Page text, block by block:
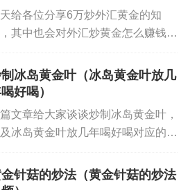
下是关于炒黄金的详细解释：
即投资黄金以获取收益的行
金属，其价值相对稳定，且受
资方式。
给各位分享6万炒外汇黄金的知
其中也会对外汇炒黄金怎么赚钱进
，别忘了关注本站，现在开始吧！
目录一览： 1、炒黄金外汇哪个平
冰岛黄金叶（冰岛黄金叶放几
好喝）
文章给大家谈谈炒制冰岛黄金叶，
冰岛黄金叶放几年喝好喝对应的知
本站喔。 本文目录一览： 1、冰
金叶茶叶功效,黄金叶茶适合什么
针菇的炒法（黄金针菇的炒法